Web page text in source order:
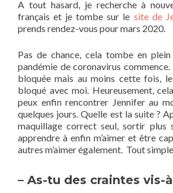
A tout hasard, je recherche à
français et je tombe sur le site de
prends rendez-vous pour mars 2020.
Pas de chance, cela tombe en
pandémie de coronavirus
bloquée mais au moins cette fois,
bloqué avec moi. Heureusement,
peux enfin rencontrer Jennifer au
quelques jours. Quelle est la suite ?
maquillage correct seul, sortir plus
apprendre à enfin m’aimer et être
autres m’aimer également. Tout
– As-tu des craintes vis-